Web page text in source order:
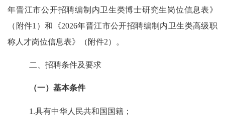
年晋江市公开招聘编制内卫生类博士研究生岗位信息表》
（附件1 ）和《2026年晋江市公开招聘编制内卫生类高级职
称人才岗位信息表》（附件2）。
二、招聘条件及要求
（一）基本条件
1.具有中华人民共和国国籍；